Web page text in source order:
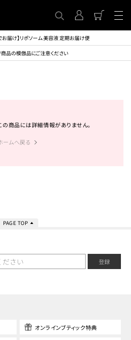
お届け】リポソーム 美容液 定期お届け便
品の模倣品にご注意ください
の商品には詳細情報がありません。
ームへ戻る
PAGE TOP
登録
オンラインブティック特典